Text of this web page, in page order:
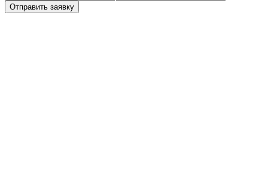
Отправить заявку